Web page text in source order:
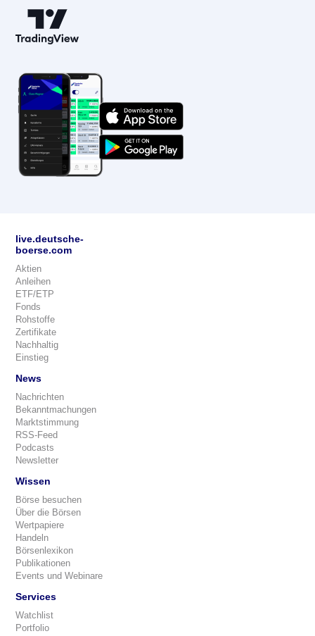
live.deutsche-
boerse.com
Aktien
Anleihen
ETF/ETP
Fonds
Rohstoffe
Zertifikate
Nachhaltig
Einstieg
News
Nachrichten
Bekanntmachungen
Marktstimmung
RSS-Feed
Podcasts
Newsletter
Wissen
Börse besuchen
Über die Börsen
Wertpapiere
Handeln
Börsenlexikon
Publikationen
Events und Webinare
Services
Watchlist
Portfolio